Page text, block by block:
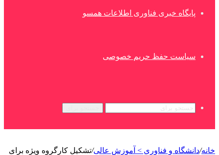
پایگاه خبری فناوری اطلاعات همسو
سیاست حفظ حریم خصوصی
خانه/دانشگاه و فناوری > آموزش عالی/تشکیل کارگروه ویژه برای